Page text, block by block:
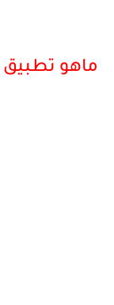
ماهو تطبيق tunisia tv